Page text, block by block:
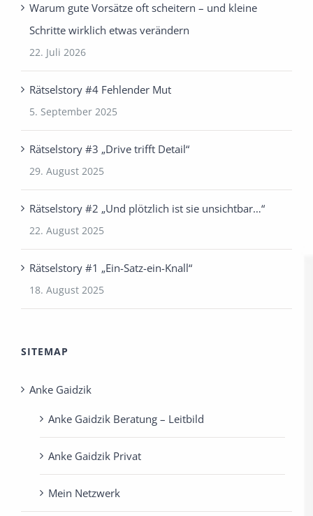
Warum gute Vorsätze oft scheitern – und kleine
Schritte wirklich etwas verändern
22. Juli 2026
Rätselstory #4 Fehlender Mut
5. September 2025
Rätselstory #3 „Drive trifft Detail“
29. August 2025
Rätselstory #2 „Und plötzlich ist sie unsichtbar…“
22. August 2025
Rätselstory #1 „Ein-Satz-ein-Knall“
18. August 2025
SITEMAP
Anke Gaidzik
Anke Gaidzik Beratung – Leitbild
Anke Gaidzik Privat
Mein Netzwerk